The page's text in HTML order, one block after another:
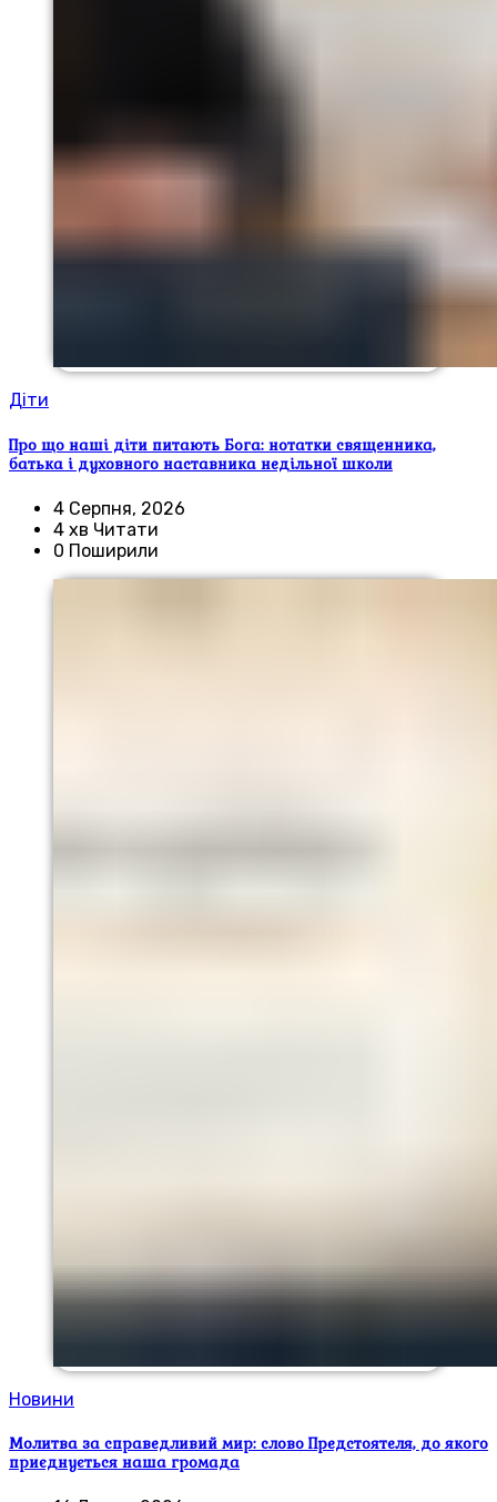
Діти
Про що наші діти питають Бога: нотатки священника,
батька і духовного наставника недільної школи
4 Серпня, 2026
4 хв Читати
0 Поширили
Новини
Молитва за справедливий мир: слово Предстоятеля, до якого
приєднується наша громада